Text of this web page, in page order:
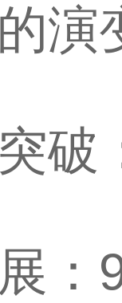
演
破
：